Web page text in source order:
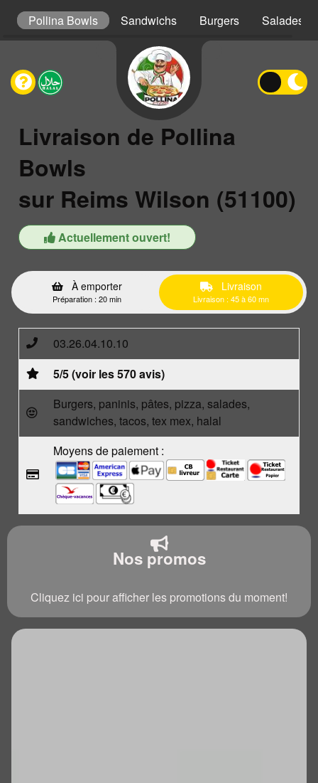
Pollina Bowls Sandwichs Burgers Salades
Livraison de Pollina
Bowls
sur Reims Wilson (51100)
Actuellement ouvert!
À emporter
Préparation : 20 min
Livraison
Livraison : 45 à 60 mn
03.26.04.10.10
5/5 (voir les 570 avis)
Burgers, paninis, pâtes, pizza, salades,
sandwiches, tacos, tex mex, halal
Moyens de paiement :
Nos promos
Cliquez ici pour afficher les promotions du moment!